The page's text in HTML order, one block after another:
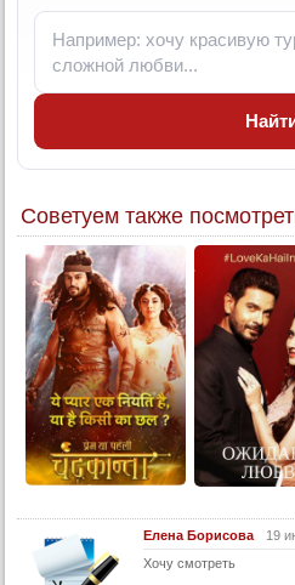
16 серия
17 серия
19 серия
22 серия
23 серия
24 серия
25 серия
26 серия
27 серия
28 серия
30 серия
31 серия
Советуем также
Елена Борисова
19
Хочу смотреть